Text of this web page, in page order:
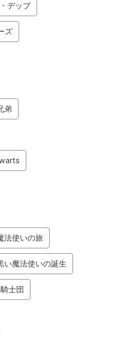
デップ
ズ
弟
法使いの旅
い魔法使いの誕生
士団